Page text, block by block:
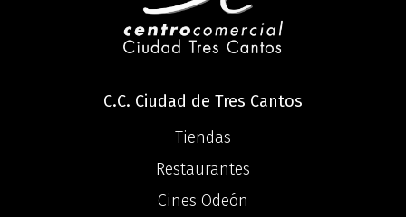
C.C. Ciudad de Tres Cantos
Tiendas
Restaurantes
Cines Odeón